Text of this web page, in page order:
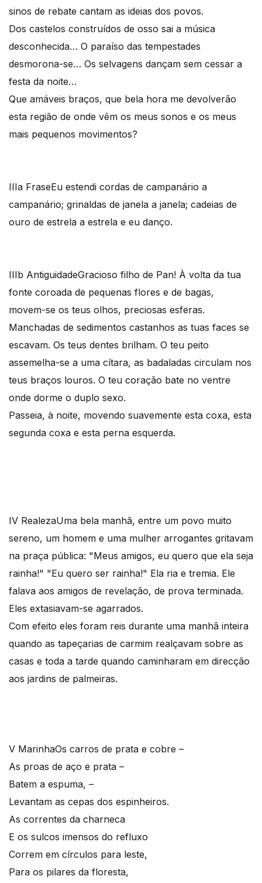
sinos de rebate cantam as ideias dos povos.
Dos castelos construídos de osso sai a música
desconhecida… O paraíso das tempestades
desmorona-se… Os selvagens dançam sem cessar a
festa da noite…
Que amáveis braços, que bela hora me devolverão
esta região de onde vêm os meus sonos e os meus
mais pequenos movimentos?
IIIa FraseEu estendi cordas de campanário a
campanário; grinaldas de janela a janela; cadeias de
ouro de estrela a estrela e eu danço.
IIIb AntiguidadeGracioso filho de Pan! À volta da tua
fonte coroada de pequenas flores e de bagas,
movem-se os teus olhos, preciosas esferas.
Manchadas de sedimentos castanhos as tuas faces se
escavam. Os teus dentes brilham. O teu peito
assemelha-se a uma cítara, as badaladas circulam nos
teus braços louros. O teu coração bate no ventre
onde dorme o duplo sexo.
Passeia, à noite, movendo suavemente esta coxa, esta
segunda coxa e esta perna esquerda.
IV RealezaUma bela manhã, entre um povo muito
sereno, um homem e uma mulher arrogantes gritavam
na praça pública: "Meus amigos, eu quero que ela seja
rainha!" "Eu quero ser rainha!" Ela ria e tremia. Ele
falava aos amigos de revelação, de prova terminada.
Eles extasiavam-se agarrados.
Com efeito eles foram reis durante uma manhã inteira
quando as tapeçarias de carmim realçavam sobre as
casas e toda a tarde quando caminharam em direcção
aos jardins de palmeiras.
V MarinhaOs carros de prata e cobre –
As proas de aço e prata –
Batem a espuma, –
Levantam as cepas dos espinheiros.
As correntes da charneca
E os sulcos imensos do refluxo
Correm em círculos para leste,
Para os pilares da floresta,